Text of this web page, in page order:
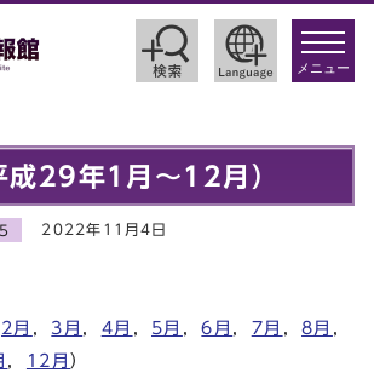
toggle
メニュー
29年1月～12月）
2022年11月4日
2月 3月 4月 5月 ，6月 7月 ，8月
12月）